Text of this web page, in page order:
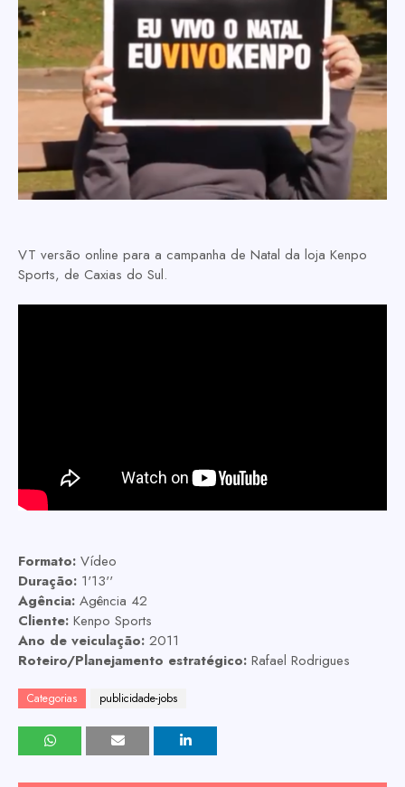
VT versão online para a campanha de Natal da loja Kenpo
Sports, de Caxias do Sul.
Formato: Vídeo
Duração: 1'13''
Agência: Agência 42
Cliente: Kenpo Sports
Ano de veiculação: 2011
Roteiro/Planejamento estratégico: Rafael Rodrigues
Categorias publicidade-jobs